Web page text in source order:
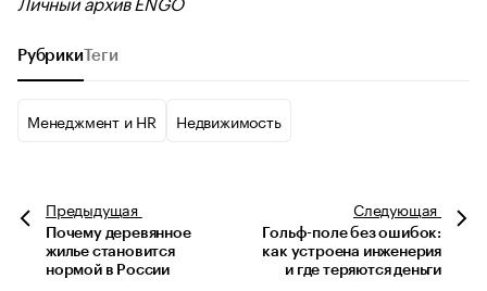
Рубрики Теги
Менеджмент и HR Недвижимость
Предыдущая
Почему деревянное
жилье становится
нормой в России
Следующая
Гольф-поле без ошибок:
как устроена инженерия
и где теряются деньги